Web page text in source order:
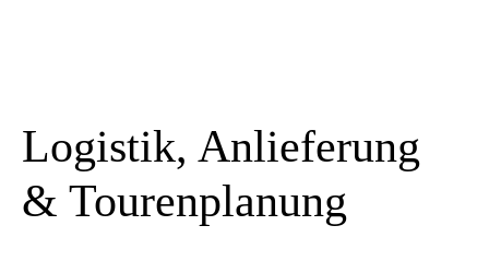
Logistik, Anlieferung
& Tourenplanung